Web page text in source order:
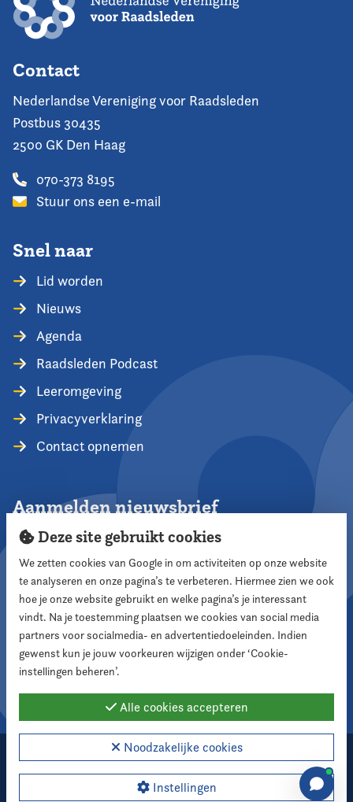
Contact
Nederlandse Vereniging voor Raadsleden
Postbus 30435
2500 GK Den Haag
070-373 8195
Stuur ons een e-mail
Snel naar
Lid worden
Nieuws
Agenda
Raadsleden Podcast
Leeromgeving
Privacyverklaring
Contact opnemen
Aanmelden nieuwsbrief
Aanmelden
Volg ons
2026 Nederlandse Vereniging voor Raadsleden
Cookie instellingen
Deze site gebruikt cookies
We zetten cookies van Google in om activiteiten op onze website
te analyseren en onze pagina’s te verbeteren. Hiermee zien we ook
hoe je onze website gebruikt en welke pagina’s je interessant
vindt. Na je toestemming plaatsen we cookies van social media
partners voor socialmedia- en advertentiedoeleinden. Indien
gewenst kun je jouw voorkeuren wijzigen onder ‘Cookie-
instellingen beheren’.
Alle cookies accepteren
Noodzakelijke cookies
Instellingen